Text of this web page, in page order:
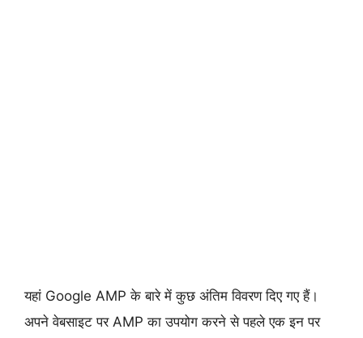
यहां Google AMP के बारे में कुछ अंतिम विवरण दिए गए हैं।
अपने वेबसाइट पर AMP का उपयोग करने से पहले एक इन पर